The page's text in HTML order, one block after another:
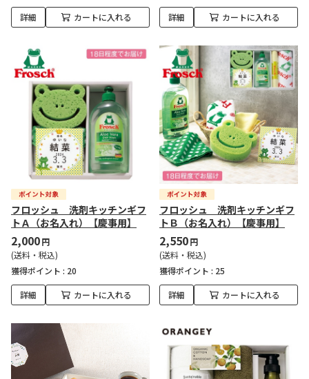
詳細 カートに入れる 詳細 カートに入れる
フロッシュ 洗剤キッチンギフ
トＡ（お名入れ）【慶事用】
2,000円
(送料・税込)
獲得ポイント : 20
詳細 カートに入れる
フロッシュ 洗剤キッチンギフ
トＢ（お名入れ）【慶事用】
2,550円
(送料・税込)
獲得ポイント : 25
詳細 カートに入れる